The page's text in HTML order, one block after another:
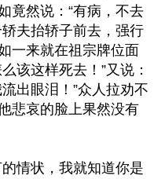
竟然说：“有病，不去
夫抬轿子前去，强行
一来就在祖宗牌位面
该这样死去！”又说：
出眼泪！”众人拉劝不
悲哀的脸上果然没有
情状，我就知道你是